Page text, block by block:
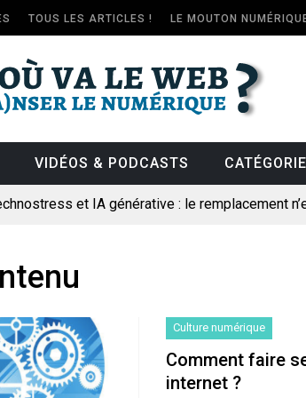
TOUS LES ARTICLES ! LE MOUTON
VIDÉOS & PODCASTS
et IA générative : le remplacement
consultant : une lecture sociologique
Mistral veut moraliser le pillage
sur la polémique des perroquets
syndicats, (tout) contre l’IA
Culture numérique
Comment faire
internet ?